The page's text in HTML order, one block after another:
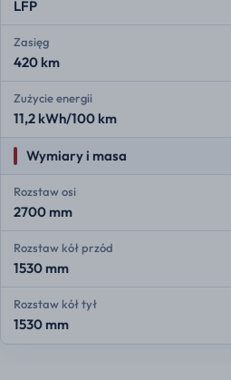
LFP
Zasięg
420 km
Zużycie energii
11,2 kWh/100 km
Wymiary i masa
Rozstaw osi
2700 mm
Rozstaw kół przód
1530 mm
Rozstaw kół tył
1530 mm